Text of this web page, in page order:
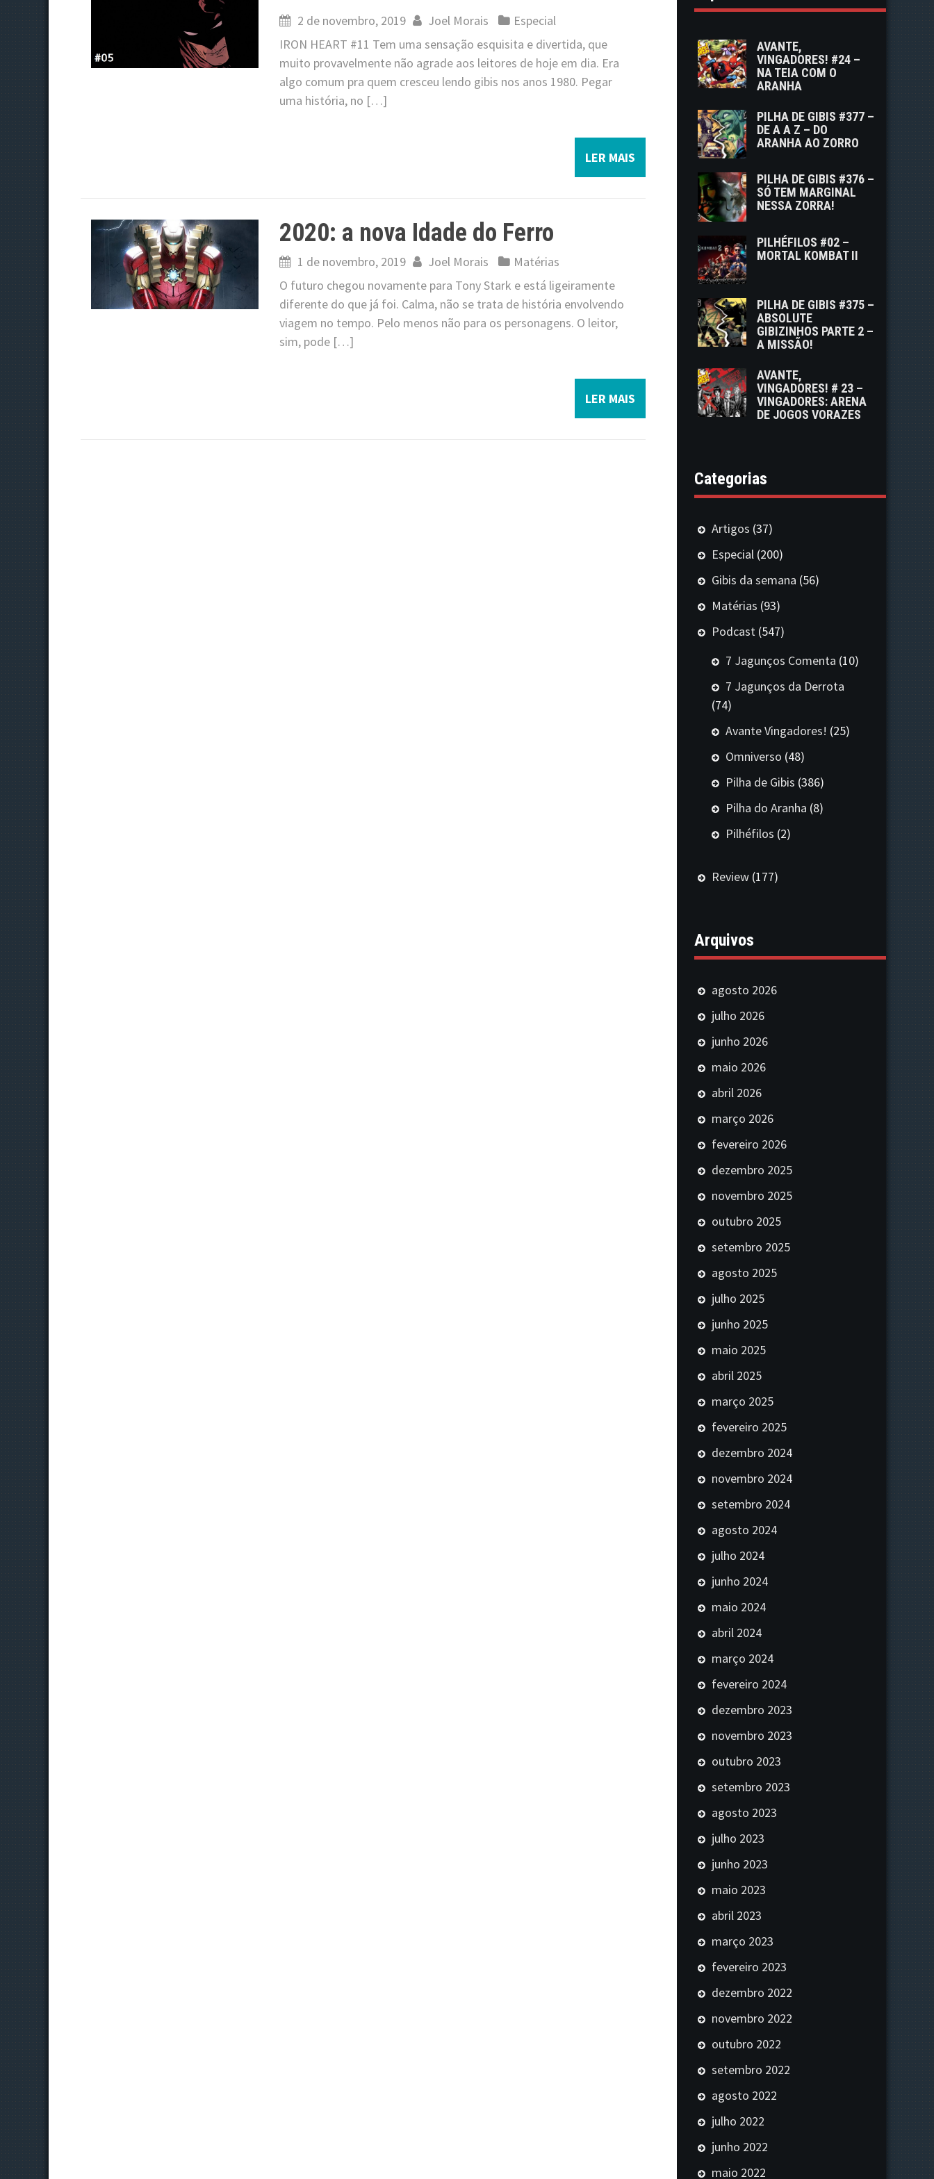
2 de novembro, 2019 Joel Morais
Especial
IRON HEART #11 Tem uma sensação esquisita e divertida, que
muito provavelmente não agrade aos leitores de hoje em dia. Era
algo comum pra quem cresceu lendo gibis nos anos 1980. Pegar
uma história, no […]
LER MAIS
2020: a nova Idade do Ferro
1 de novembro, 2019 Joel Morais
Matérias
O futuro chegou novamente para Tony Stark e está ligeiramente
diferente do que já foi. Calma, não se trata de história envolvendo
viagem no tempo. Pelo menos não para os personagens. O leitor,
sim, pode […]
LER MAIS
AVANTE,
VINGADORES! #24 –
NA TEIA COM O
ARANHA
PILHA DE GIBIS #377 –
DE A A Z – DO
ARANHA AO ZORRO
PILHA DE GIBIS #376 –
SÓ TEM MARGINAL
NESSA ZORRA!
PILHÉFILOS #02 –
MORTAL KOMBAT II
PILHA DE GIBIS #375 –
ABSOLUTE
GIBIZINHOS PARTE 2 –
A MISSÃO!
AVANTE,
VINGADORES! # 23 –
VINGADORES: ARENA
DE JOGOS VORAZES
Categorias
Artigos (37)
Especial (200)
Gibis da semana (56)
Matérias (93)
Podcast (547)
7 Jagunços Comenta (10)
7 Jagunços da Derrota
(74)
Avante Vingadores! (25)
Omniverso (48)
Pilha de Gibis (386)
Pilha do Aranha (8)
Pilhéfilos (2)
Review (177)
Arquivos
agosto 2026
julho 2026
junho 2026
maio 2026
abril 2026
março 2026
fevereiro 2026
dezembro 2025
novembro 2025
outubro 2025
setembro 2025
agosto 2025
julho 2025
junho 2025
maio 2025
abril 2025
março 2025
fevereiro 2025
dezembro 2024
novembro 2024
setembro 2024
agosto 2024
julho 2024
junho 2024
maio 2024
abril 2024
março 2024
fevereiro 2024
dezembro 2023
novembro 2023
outubro 2023
setembro 2023
agosto 2023
julho 2023
junho 2023
maio 2023
abril 2023
março 2023
fevereiro 2023
dezembro 2022
novembro 2022
outubro 2022
setembro 2022
agosto 2022
julho 2022
junho 2022
maio 2022